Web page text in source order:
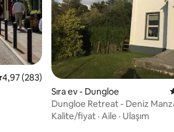
üzerinden ortalama 4,97 puan, 283
4,97 (283)
Sıra ev - Dungloe
Dungloe Retreat - Deniz
Ana Caddeye 5 Dakika
Kalite/fiyat · Aile · Ulaşım